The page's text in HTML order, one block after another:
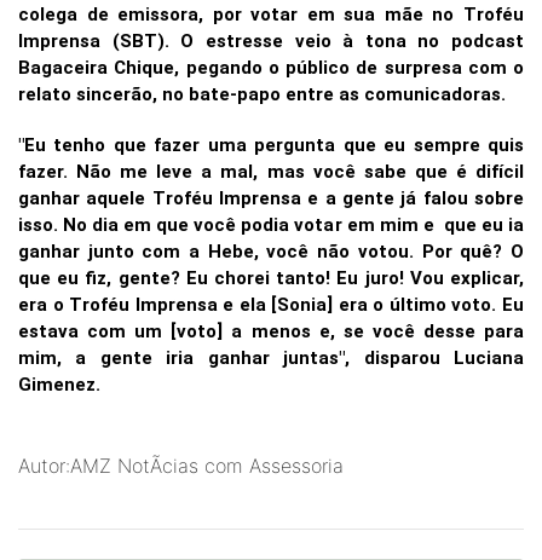
colega de emissora, por votar em sua mãe no Troféu
Imprensa (SBT). O estresse veio à tona no podcast
Bagaceira Chique, pegando o público de surpresa com o
relato sincerão, no bate-papo entre as comunicadoras.
"Eu tenho que fazer uma pergunta que eu sempre quis
fazer. Não me leve a mal, mas você sabe que é difícil
ganhar aquele Troféu Imprensa e a gente já falou sobre
isso. No dia em que você podia votar em mim e que eu ia
ganhar junto com a Hebe, você não votou. Por quê? O
que eu fiz, gente? Eu chorei tanto! Eu juro! Vou explicar,
era o Troféu Imprensa e ela [Sonia] era o último voto. Eu
estava com um [voto] a menos e, se você desse para
mim, a gente iria ganhar juntas", disparou Luciana
Gimenez.
Autor:AMZ NotÃ­cias com Assessoria